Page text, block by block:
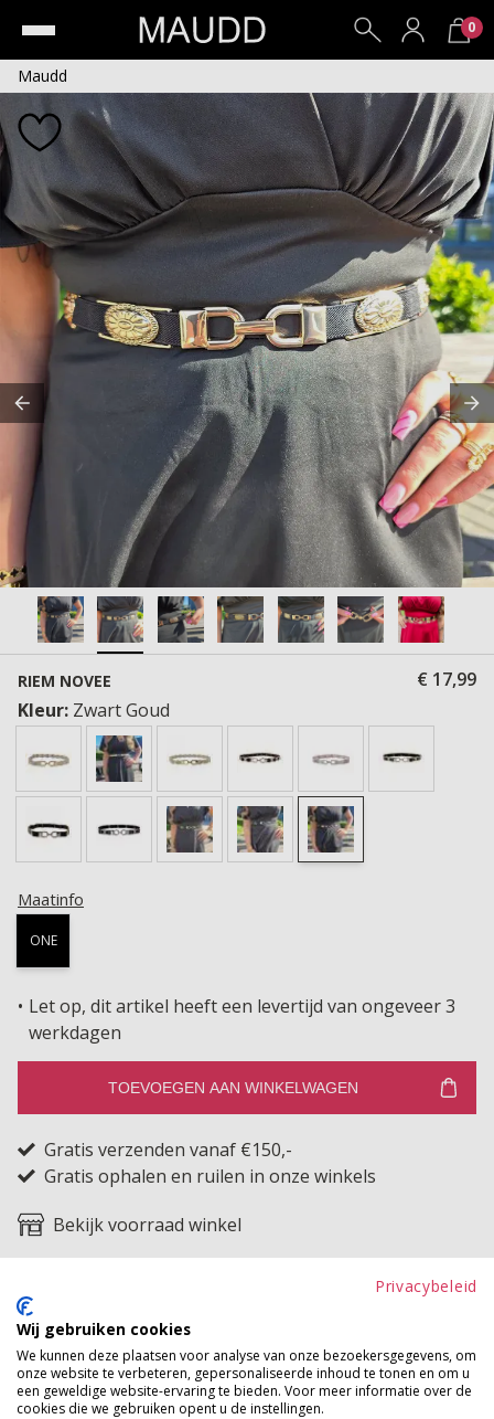
0
Maudd
RIEM NOVEE
€ 17,99
Kleur: Zwart Goud
Maatinfo
ONE
Let op, dit artikel heeft een levertijd van ongeveer 3
werkdagen
TOEVOEGEN AAN WINKELWAGEN
Gratis verzenden vanaf €150,-
Gratis ophalen en ruilen in onze winkels
Bekijk voorraad winkel
De perfecte finishing touch voor jouw look. Deze
prachtige elastische riem is echt de ideale toevoeging
aan elke outfit. De riem is super elastisch en afgewerkt
met mooie details in een stijlvolle metallic kleur wat
zorgt voor een luxe uitstraling. Je draagt hem
Privacybeleid
Wij gebruiken cookies
We kunnen deze plaatsen voor analyse van onze bezoekersgegevens, om
onze website te verbeteren, gepersonaliseerde inhoud te tonen en om u
een geweldige website-ervaring te bieden. Voor meer informatie over de
cookies die we gebruiken opent u de instellingen.